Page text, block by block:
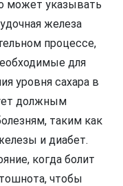
может указывать
железа
процессе,
для
уровня сахара в
должным
таким как
и диабет.
когда болит
чтобы